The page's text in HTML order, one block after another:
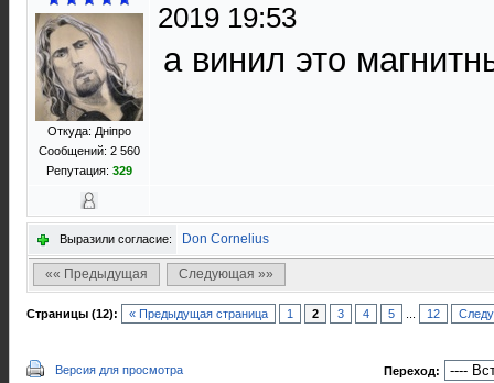
Откуда: Дніпро
Сообщений: 2 560
Репутация: 329
2019 19:53
а винил это
Выразили согласие: Don Cornelius
«« Предыдущая Следующая »»
Страницы (12): « Предыдущая страница 1 2 3 4 5 12
Версия для просмотра Переход: